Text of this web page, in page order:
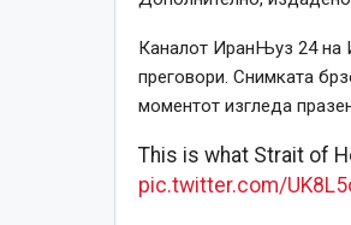
Каналот ИранЊуз 24 на
преговори. Снимката
моментот изгледа
This is what Strait of
pic.twitter.com/